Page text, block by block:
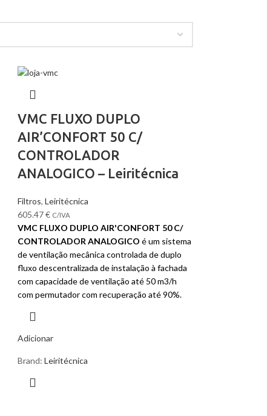
VMC FLUXO DUPLO
AIR’CONFORT 50 C/
CONTROLADOR
ANALOGICO – Leiritécnica
Filtros, Leiritécnica
605.47€ C/IVA
VMC FLUXO DUPLO AIR'CONFORT 50 C/
CONTROLADOR ANALOGICOé um sistema
de ventilação mecânica controlada de duplo
fluxo descentralizada de instalação à fachada
com capacidade de ventilação até 50 m3/h
com permutador com recuperação até 90%.
Adicionar
Brand:Leiritécnica